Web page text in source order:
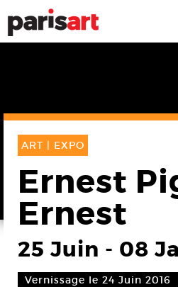
ART | EXPO
Ernest
Ernest
25 Juin - 08
Vernissage le 24 Juin 2016